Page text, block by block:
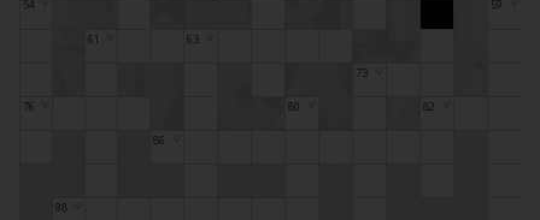
54 59
61 63
73
76 80 82
86
98